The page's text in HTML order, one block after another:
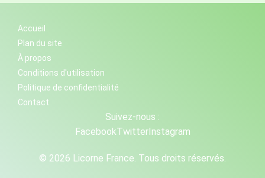
Accueil
Plan du site
À propos
Conditions d'utilisation
Politique de confidentialité
Contact
Suivez-nous :
FacebookTwitterInstagram
© 2026 Licorne France. Tous droits réservés.